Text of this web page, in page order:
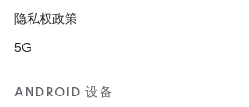
隐私权政策
5G
ANDROID 设备